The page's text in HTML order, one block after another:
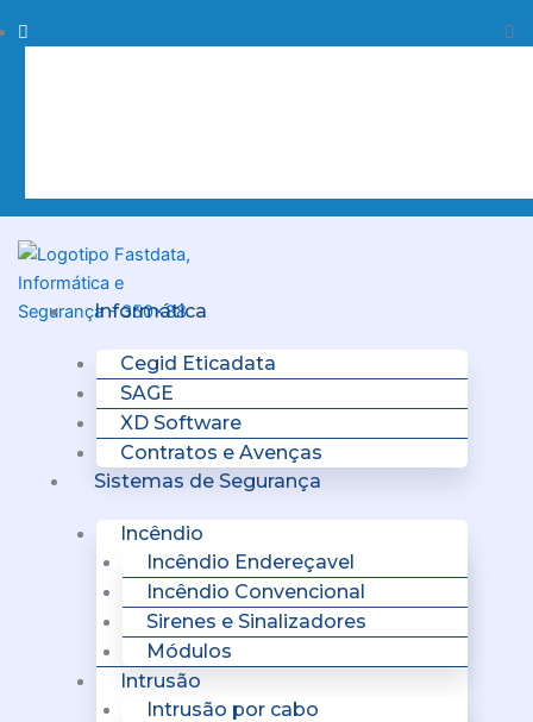
to
Procurar
Informática
Cegid Eticadata
SAGE
XD Software
Contratos e Avenças
Sistemas de Segurança
Incêndio
Incêndio Endereçavel
Incêndio Convencional
Sirenes e Sinalizadores
Módulos
Intrusão
Intrusão por cabo
Menu